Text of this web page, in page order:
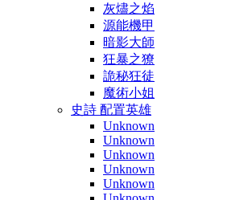
灰燼之焰
源能機甲
暗影大師
狂暴之獠
詭秘狂徒
魔術小姐
史詩 配置英雄
Unknown
Unknown
Unknown
Unknown
Unknown